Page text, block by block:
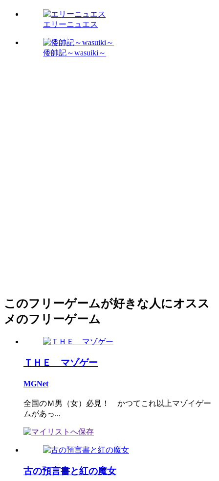
エリーニュエス
倭帥記～wasuiki～
このフリーゲームが好きな人にオスス
メのフリーゲーム
ＴＨＥ マゾゲー
MGNet
全国のＭ男（女）必見！ かつてこれ以上マゾイゲー
ムがあっ...
古の預言書と紅の魔女